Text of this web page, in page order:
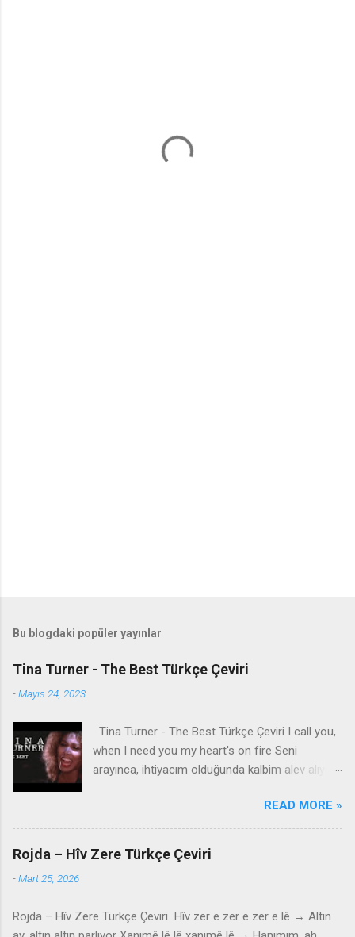
Bu blogdaki popüler yayınlar
Tina Turner - The Best Türkçe Çeviri
-Mayıs 24, 2023
Tina Turner - The Best Türkçe Çeviri I call you,
when I need you my heart's on fire Seni
arayınca, ihtiyacım olduğunda kalbim alev alıyor
Bana geliyorsun, bana geliyorsun, vahşi vahşi
You come to me Bana geliyorsun Give me
everything I need İhtiyacım olan her şeyi bana
ver Give me a lifetime of promises and a world
know what it means Aşk dilini konuş, ne anlama
READ MORE »
Rojda – Hîv Zere Türkçe Çeviri
-Mart 25, 2026
Rojda – Hîv Zere Türkçe Çeviri Hîv zer e zer e zer e lê → Altın